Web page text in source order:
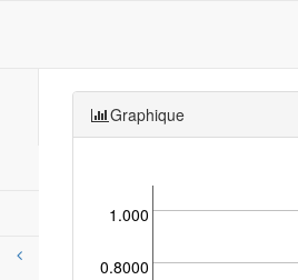
Graphique
0.8000
1.000